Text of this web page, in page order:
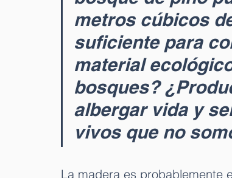
metros cúbicos
suficiente para
material
bosques?
albergar vida y
vivos que no
La madera es probablemente